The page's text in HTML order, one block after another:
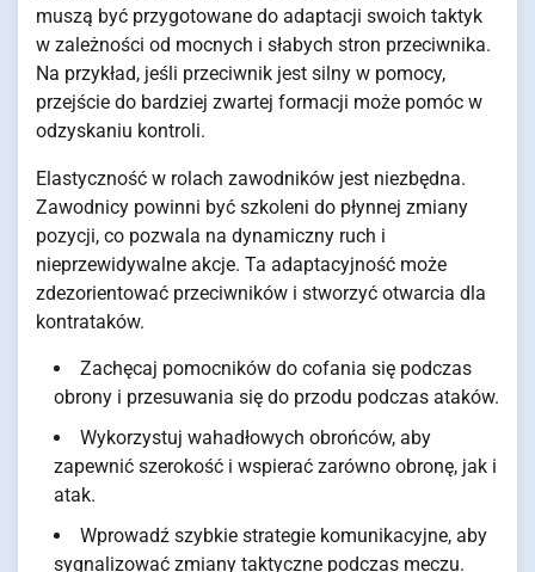
muszą być przygotowane do adaptacji swoich taktyk
w zależności od mocnych i słabych stron przeciwnika.
Na przykład, jeśli przeciwnik jest silny w pomocy,
przejście do bardziej zwartej formacji może pomóc w
odzyskaniu kontroli.
Elastyczność w rolach zawodników jest niezbędna.
Zawodnicy powinni być szkoleni do płynnej zmiany
pozycji, co pozwala na dynamiczny ruch i
nieprzewidywalne akcje. Ta adaptacyjność może
zdezorientować przeciwników i stworzyć otwarcia dla
kontrataków.
Zachęcaj pomocników do cofania się podczas
obrony i przesuwania się do przodu podczas ataków.
Wykorzystuj wahadłowych obrońców, aby
zapewnić szerokość i wspierać zarówno obronę, jak i
atak.
Wprowadź szybkie strategie komunikacyjne, aby
sygnalizować zmiany taktyczne podczas meczu.